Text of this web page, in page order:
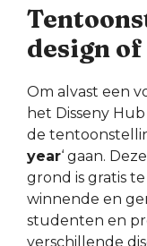
design of
Om alvast een
het Disseny
de
year‘ gaan.
grond is gratis
winnende en
studenten en
verschillende